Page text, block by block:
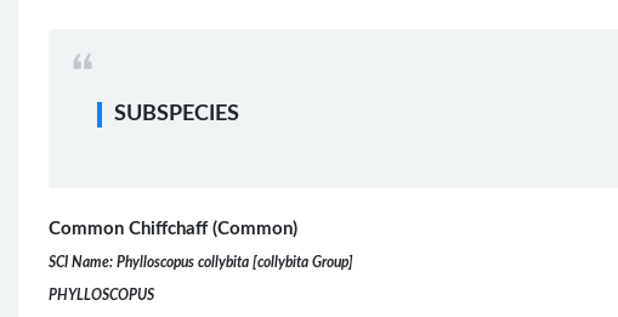
SUBSPECIES
Common Chiffchaff (Common)
SCI Name: Phylloscopus collybita [collybita Group]
PHYLLOSCOPUS